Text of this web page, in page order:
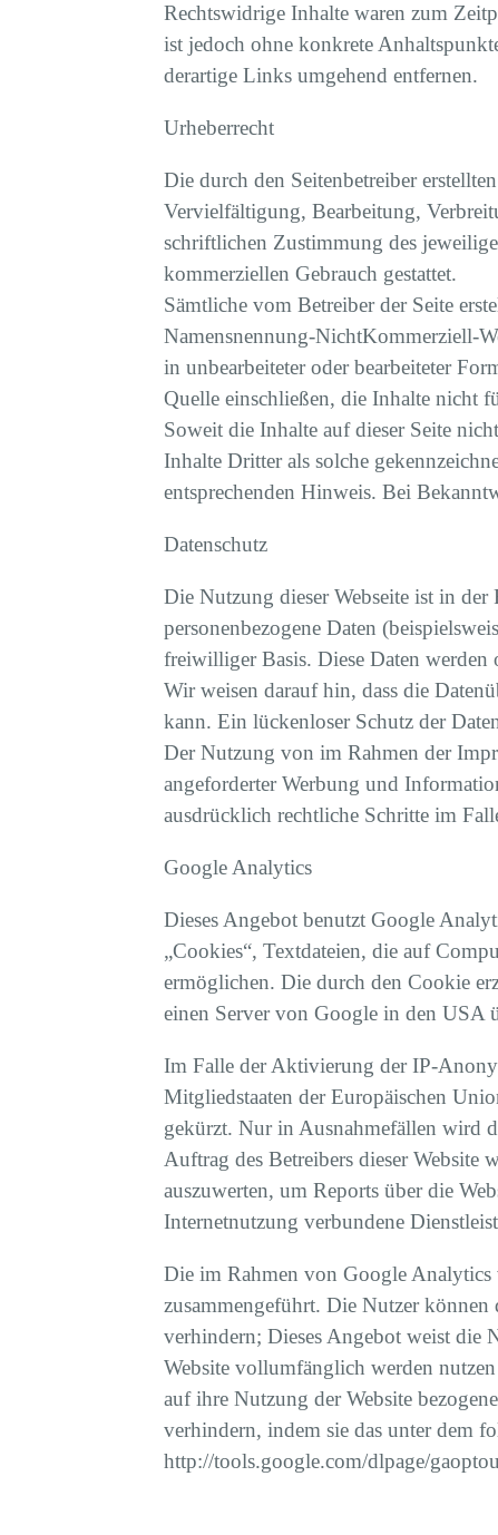
Rechtswidrige Inhalte waren zum
ist jedoch ohne konkrete
derartige Links umgehend entfernen.
Urheberrecht
Die durch den Seitenbetreiber
Vervielfältigung, Bearbeitung,
schriftlichen Zustimmung des
kommerziellen Gebrauch gestattet.
Sämtliche vom Betreiber der Seite
Namensnennung-NichtKommerziell-
in unbearbeiteter oder bearbeiteter
Quelle einschließen, die Inhalte nicht
Soweit die Inhalte auf dieser Seite
Inhalte Dritter als solche
entsprechenden Hinweis. Bei
Datenschutz
Die Nutzung dieser Webseite ist in
personenbezogene Daten
freiwilliger Basis. Diese Daten
Wir weisen darauf hin, dass die
kann. Ein lückenloser Schutz der
Der Nutzung von im Rahmen der
angeforderter Werbung und
ausdrücklich rechtliche Schritte im
Google Analytics
Dieses Angebot benutzt Google
„Cookies“, Textdateien, die auf
ermöglichen. Die durch den Cookie
einen Server von Google in den USA
Im Falle der Aktivierung der IP-
Mitgliedstaaten der Europäischen
gekürzt. Nur in Ausnahmefällen wird
Auftrag des Betreibers dieser
auszuwerten, um Reports über die
Internetnutzung verbundene
Die im Rahmen von Google
zusammengeführt. Die Nutzer
verhindern; Dieses Angebot weist die
Website vollumfänglich werden
auf ihre Nutzung der Website
verhindern, indem sie das unter dem
http://tools.google.com/dlpage/